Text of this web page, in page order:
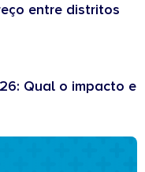
entre distritos
Qual o impacto e